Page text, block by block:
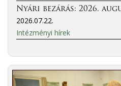
Nyári bezárás: 2026.
2026.07.22.
Intézményi hírek